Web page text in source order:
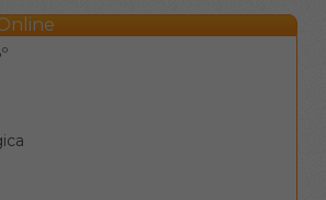
borra el valor de la
casilla y se mueve a la
anterior.
Clique en una